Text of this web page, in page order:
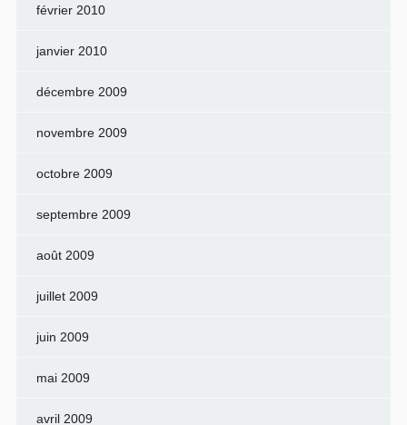
février 2010
janvier 2010
décembre 2009
novembre 2009
octobre 2009
septembre 2009
août 2009
juillet 2009
juin 2009
mai 2009
avril 2009